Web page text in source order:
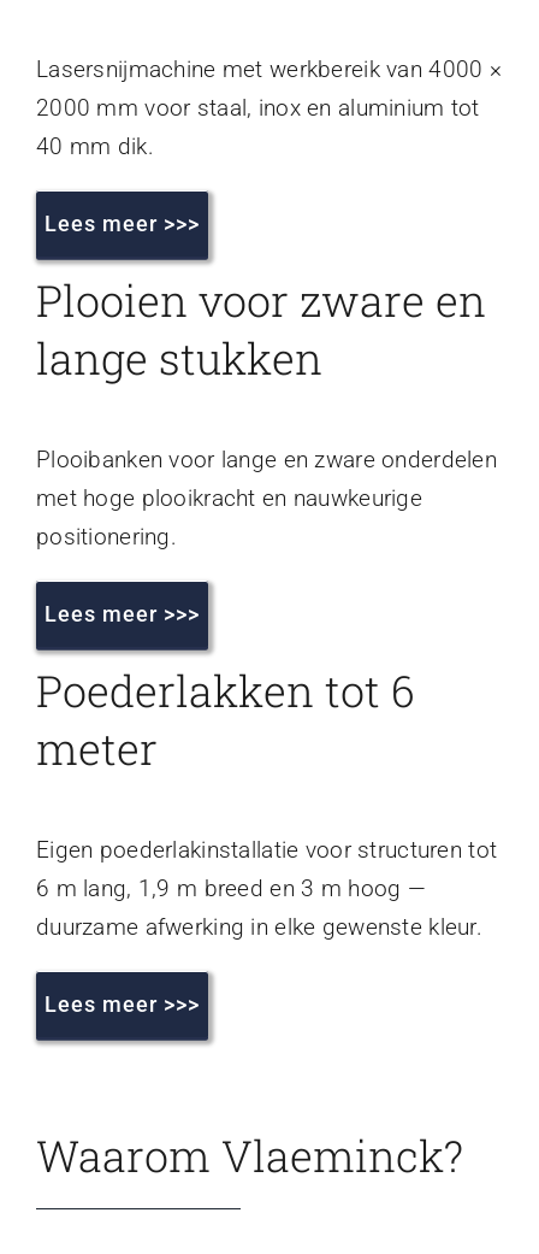
Lasersnijmachine met werkbereik van 4000 ×
2000 mm voor staal, inox en aluminium tot
40 mm dik.
Lees meer >>>
Plooien voor zware en
lange stukken
Plooibanken voor lange en zware onderdelen
met hoge plooikracht en nauwkeurige
positionering.
Lees meer >>>
Poederlakken tot 6
meter
Eigen poederlakinstallatie voor structuren tot
6 m lang, 1,9 m breed en 3 m hoog —
duurzame afwerking in elke gewenste kleur.
Lees meer >>>
Waarom Vlaeminck?